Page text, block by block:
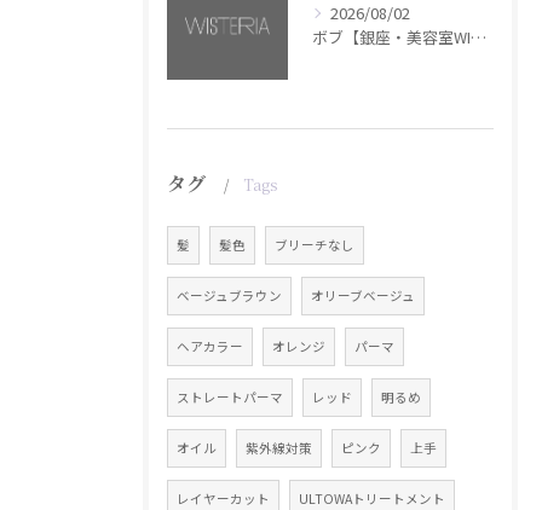
2026/08/02
ボブ【銀座・美容室WISTERIA】
タグ Tags
髪 髪色 ブリーチなし
ベージュブラウン オリーブベージュ
ヘアカラー オレンジ パーマ
ストレートパーマ レッド 明るめ
オイル 紫外線対策 ピンク 上手
レイヤーカット ULTOWAトリートメント